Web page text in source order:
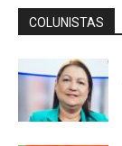
COLUNISTAS